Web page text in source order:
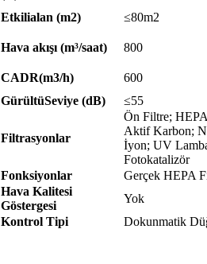
Etkilialan (m2)
≤80m2
Hava akışı (m³/saat) 800
CADR(m3/h)
600
GürültüSeviye (dB) ≤55
Filtrasyonlar
Ön Filtre;
Aktif Karbon;
İyon; UV
Fotokatalizör
Fonksiyonlar
Gerçek HEPA
Hava Kalitesi
Göstergesi
Yok
Kontrol Tipi
Dokunmatik